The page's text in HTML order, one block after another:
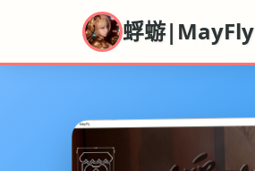
蜉蝣|MayFly